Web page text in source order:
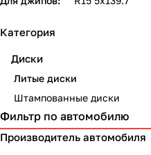
Категория
Диски
Литые диски
Штампованные диски
Фильтр по автомобилю
Производитель автомобиля